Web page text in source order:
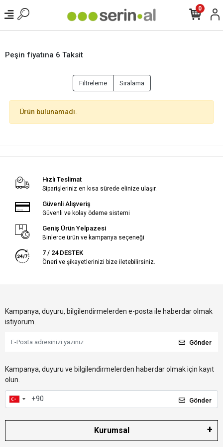
0
Peşin fiyatına 6 Taksit
Filtreleme Sıralama
Ürün bulunamadı.
Hızlı Teslimat
Siparişleriniz en kısa sürede elinize ulaşır.
Güvenli Alışveriş
Güvenli ve kolay ödeme sistemi
Geniş Ürün Yelpazesi
Binlerce ürün ve kampanya seçeneği
7 / 24 DESTEK
Öneri ve şikayetlerinizi bize iletebilirsiniz.
Kampanya, duyuru, bilgilendirmelerden e-posta ile haberdar olmak
istiyorum.
Gönder
Kampanya, duyuru ve bilgilendirmelerden haberdar olmak için kayıt
olun.
Gönder
Kurumsal